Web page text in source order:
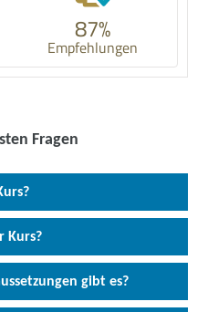
87%
Empfehlungen
Fragen
Kurs?
für Marketingfachleute, Grafiker
Redaktionen und
gibt es?